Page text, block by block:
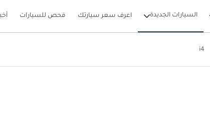
السيارات الجديدة اعرف سعر سيارتك فحص للسيارات
i4